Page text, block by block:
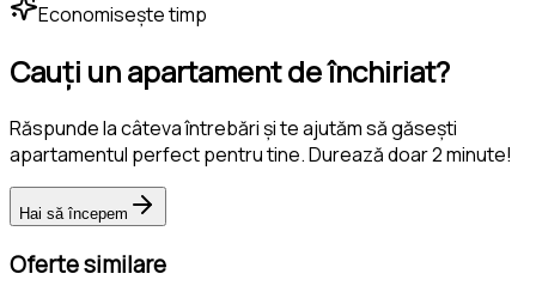
Economisește timp
Cauți un apartament de închiriat?
Răspunde la câteva întrebări și te ajutăm să găsești
apartamentul perfect pentru tine. Durează doar 2 minute!
Hai să începem
Oferte similare